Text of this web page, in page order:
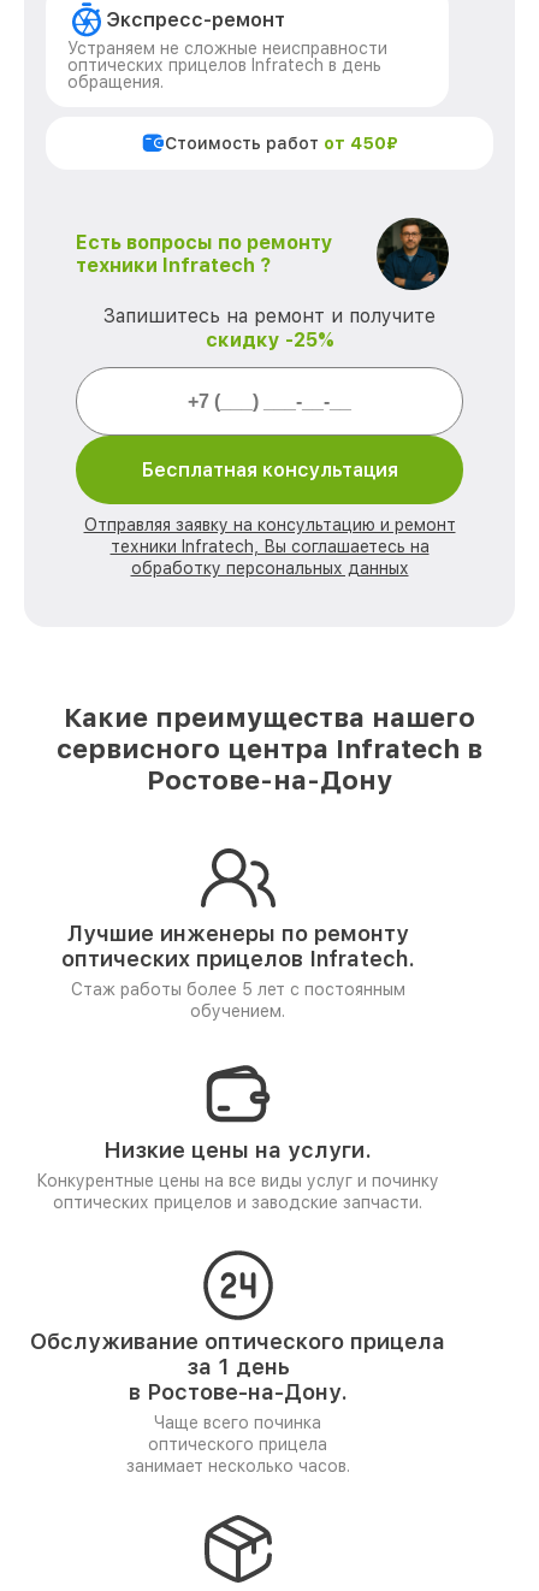
Экспресс-ремонт
Устраняем не сложные неисправности
оптических прицелов Infratech в день
обращения.
Стоимость работ от 450₽
Есть вопросы по ремонту
техники Infratech ?
Запишитесь на ремонт и получите
скидку -25%
Бесплатная консультация
Отправляя заявку на консультацию и ремонт
техники Infratech, Вы соглашаетесь на
обработку персональных данных
Какие преимущества нашего
сервисного центра Infratech в
Ростове-на-Дону
Лучшие инженеры по ремонту
оптических прицелов Infratech.
Стаж работы более 5 лет с постоянным
обучением.
Низкие цены на услуги.
Конкурентные цены на все виды услуг и починку
оптических прицелов и заводские запчасти.
Обслуживание оптического прицела
за 1 день
в Ростове-на-Дону.
Чаще всего починка
оптического прицела
занимает несколько часов.